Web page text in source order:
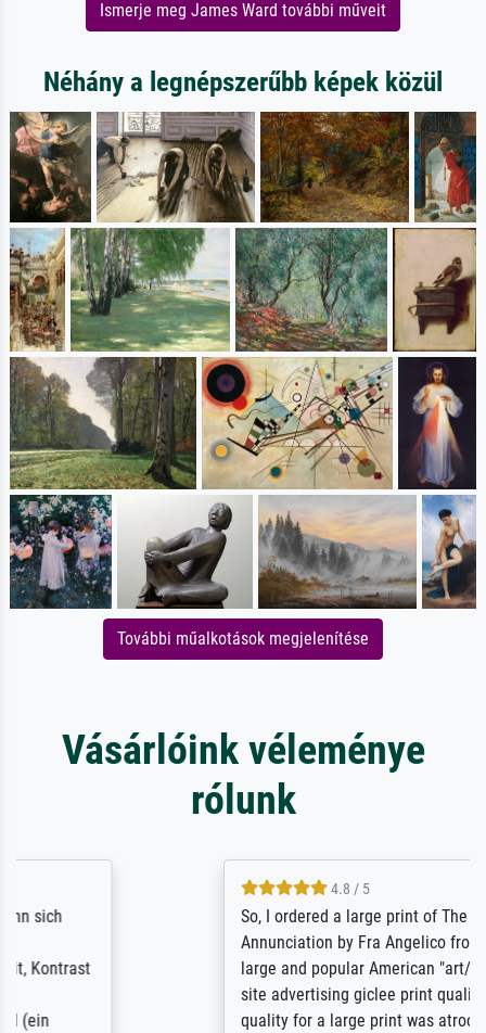
Ismerje meg James Ward további műveit
Néhány a legnépszerűbb képek közül
További műalkotások megjelenítése
Vásárlóink véleménye
rólunk
So, I ordered a large print of The
Annunciation by Fra Angelico from a very
large and popular American "art/poster"
site advertising giclee print quality. The
quality for a large print was atrocious. They